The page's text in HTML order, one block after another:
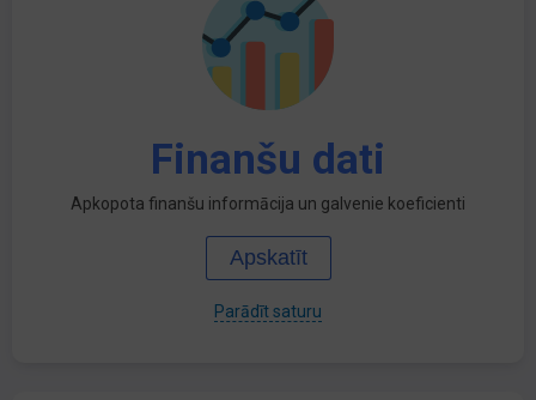
Finanšu dati
Apkopota finanšu informācija un galvenie koeficienti
Apskatīt
Parādīt saturu